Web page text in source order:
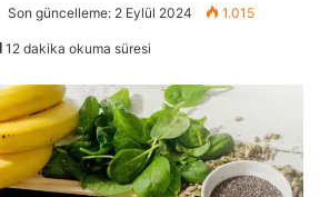
Son güncelleme: 2 Eylül 2024 1.015
12 dakika okuma süresi